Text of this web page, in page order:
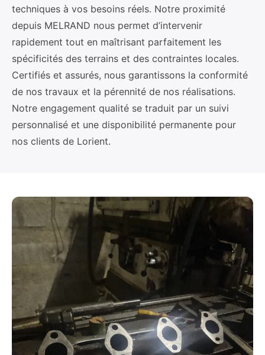
techniques à vos besoins réels. Notre proximité
depuis MELRAND nous permet d’intervenir
rapidement tout en maîtrisant parfaitement les
spécificités des terrains et des contraintes locales.
Certifiés et assurés, nous garantissons la conformité
de nos travaux et la pérennité de nos réalisations.
Notre engagement qualité se traduit par un suivi
personnalisé et une disponibilité permanente pour
nos clients de Lorient.